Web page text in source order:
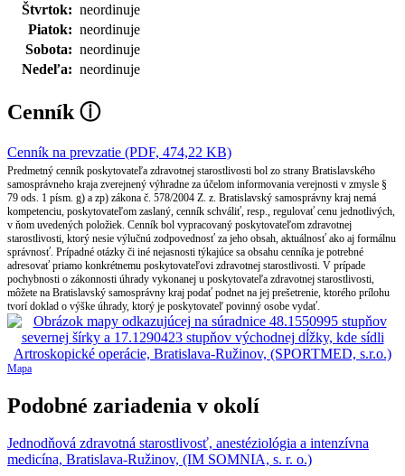
Štvrtok: neordinuje
Piatok: neordinuje
Sobota: neordinuje
Nedeľa: neordinuje
Cenník ⓘ
Cenník na prevzatie (PDF, 474,22 KB)
Predmetný cenník poskytovateľa zdravotnej starostlivosti bol zo strany Bratislavského
samosprávneho kraja zverejnený výhradne za účelom informovania verejnosti v zmysle §
79 ods. 1 písm. g) a zp) zákona č. 578/2004 Z. z. Bratislavský samosprávny kraj nemá
kompetenciu, poskytovateľom zaslaný, cenník schváliť, resp., regulovať cenu jednotlivých,
v ňom uvedených položiek. Cenník bol vypracovaný poskytovateľom zdravotnej
starostlivosti, ktorý nesie výlučnú zodpovednosť za jeho obsah, aktuálnosť ako aj formálnu
správnosť. Prípadné otázky či iné nejasnosti týkajúce sa obsahu cenníka je potrebné
adresovať priamo konkrétnemu poskytovateľovi zdravotnej starostlivosti. V prípade
pochybnosti o zákonnosti úhrady vykonanej u poskytovateľa zdravotnej starostlivosti,
môžete na Bratislavský samosprávny kraj podať podnet na jej prešetrenie, ktorého prílohu
tvorí doklad o výške úhrady, ktorý je poskytovateľ povinný osobe vydať.
Mapa
Podobné zariadenia v okolí
Jednodňová zdravotná starostlivosť, anestéziológia a intenzívna
medicína, Bratislava-Ružinov, (IM SOMNIA, s. r. o.)